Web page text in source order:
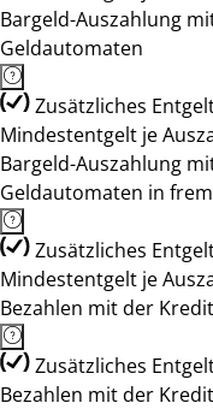
Bargeld-Auszahlung
Geldautomaten
Zusätzliches
Mindestentgelt je
Bargeld-Auszahlung
Geldautomaten in
Zusätzliches
Mindestentgelt je
Bezahlen mit der
Zusätzliches
Bezahlen mit der